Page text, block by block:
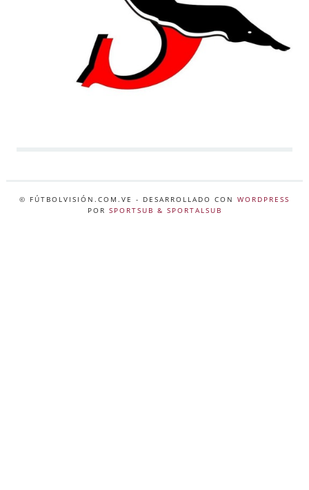
© FÚTBOLVISIÓN.COM.VE - DESARROLLADO CON WORDPRESS
POR SPORTSUB & SPORTALSUB